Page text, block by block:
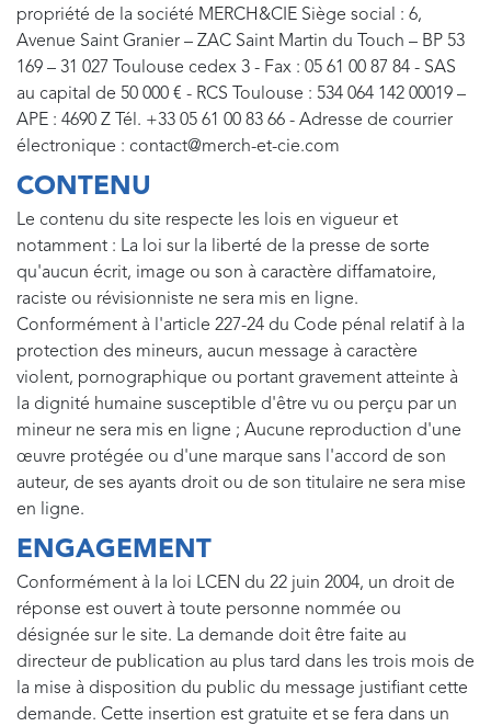
propriété de la société MERCH&CIE Siège social : 6,
Avenue Saint Granier – ZAC Saint Martin du Touch – BP 53
169 – 31 027 Toulouse cedex 3 - Fax : 05 61 00 87 84 - SAS
au capital de 50 000 € - RCS Toulouse : 534 064 142 00019 –
APE : 4690 Z Tél. +33 05 61 00 83 66 - Adresse de courrier
électronique : contact@merch-et-cie.com
CONTENU
Le contenu du site respecte les lois en vigueur et
notamment : La loi sur la liberté de la presse de sorte
qu'aucun écrit, image ou son à caractère diffamatoire,
raciste ou révisionniste ne sera mis en ligne.
Conformément à l'article 227-24 du Code pénal relatif à la
protection des mineurs, aucun message à caractère
violent, pornographique ou portant gravement atteinte à
la dignité humaine susceptible d'être vu ou perçu par un
mineur ne sera mis en ligne ; Aucune reproduction d'une
œuvre protégée ou d'une marque sans l'accord de son
auteur, de ses ayants droit ou de son titulaire ne sera mise
en ligne.
ENGAGEMENT
Conformément à la loi LCEN du 22 juin 2004, un droit de
réponse est ouvert à toute personne nommée ou
désignée sur le site. La demande doit être faite au
directeur de publication au plus tard dans les trois mois de
la mise à disposition du public du message justifiant cette
demande. Cette insertion est gratuite et se fera dans un